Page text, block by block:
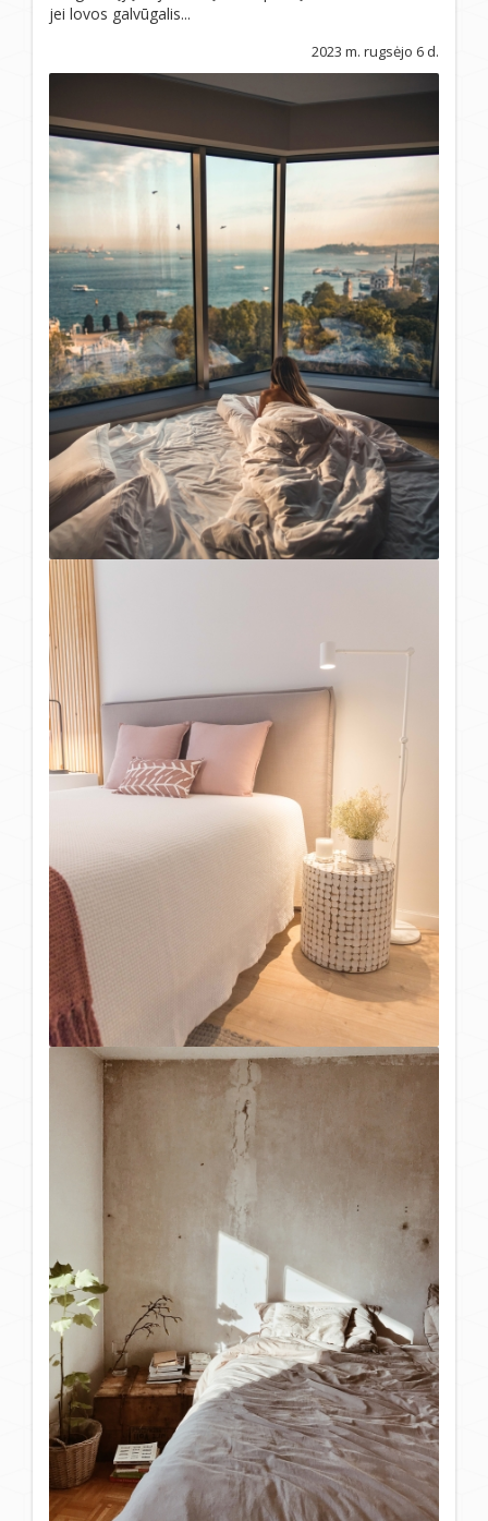
jei lovos galvūgalis...
2023 m. rugsėjo 6 d.